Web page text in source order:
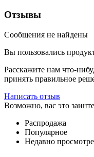
Отзывы
Сообщения не найдены
Вы пользовались
Расскажите нам что-
принять правильное
Написать отзыв
Возможно, вас это
Распродажа
Популярное
Недавно